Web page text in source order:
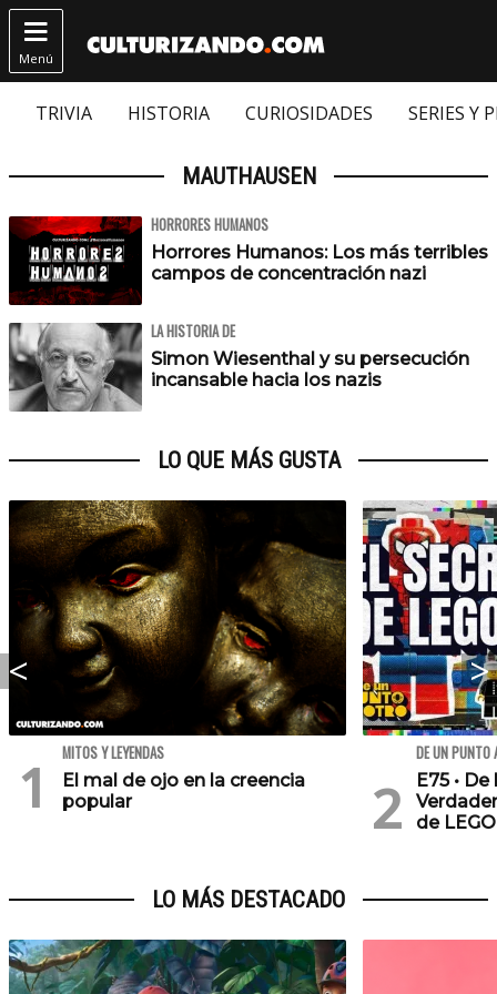

Menú
TRIVIA HISTORIA CURIOSIDADES SERIES Y
MAUTHAUSEN
HORRORES HUMANOS
Horrores Humanos: Los más terribles
campos de concentración nazi
LA HISTORIA DE
Simon Wiesenthal y su persecución
incansable hacia los nazis
LO QUE MÁS GUSTA
MITOS Y LEYENDAS
El mal de ojo en la creencia
popular
DE UN PUNTO
E75 •
de
LO MÁS DESTACADO